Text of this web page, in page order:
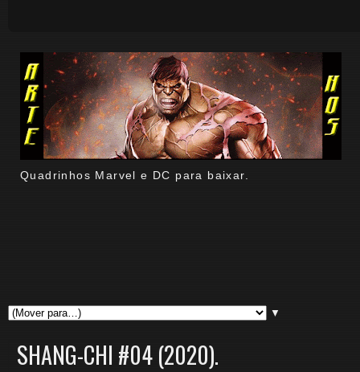
Quadrinhos Marvel e DC para baixar.
▼
SHANG-CHI #04 (2020).